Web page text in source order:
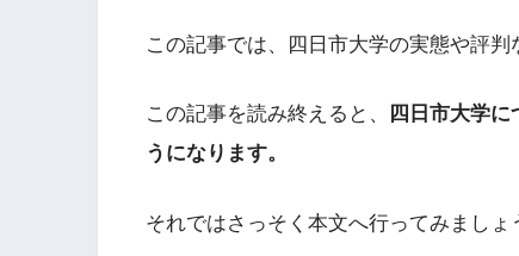
この記事では、四日市大学の実態や評判
この記事を読み終えると、
四日市大学
うになります。
それではさっそく本文へ行ってみましょ